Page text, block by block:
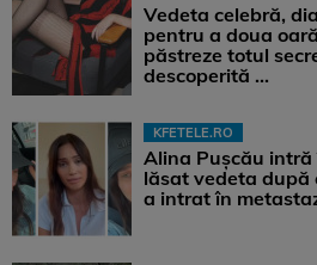
Vedeta celebră,
pentru a doua
păstreze totul
descoperită ...
KFETELE.RO
Alina Pușcău intră
lăsat vedeta după
a intrat în